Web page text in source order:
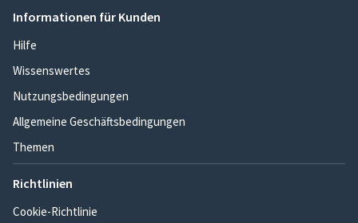
Informationen für Kunden
Hilfe
Wissenswertes
Nutzungsbedingungen
Allgemeine Geschäftsbedingungen
Themen
Richtlinien
Cookie-Richtlinie